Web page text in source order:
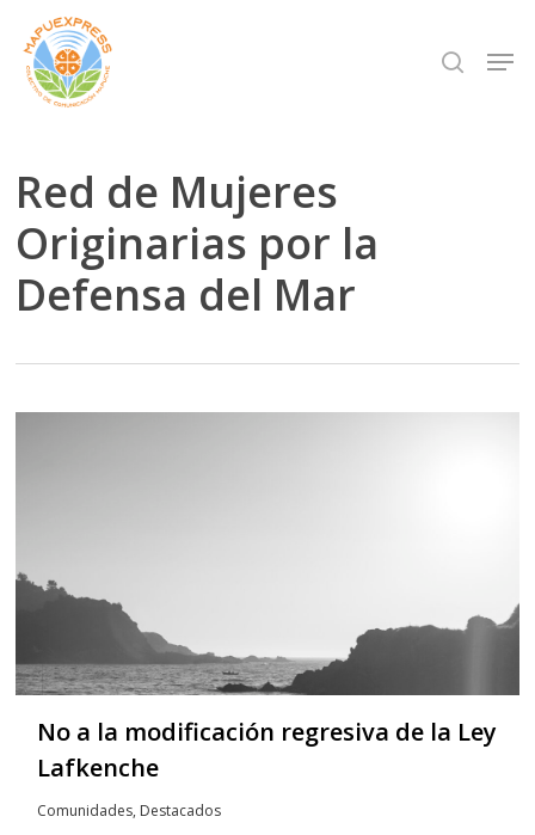
Skip
main
search
Red de Mujeres
Originarias por la
Defensa del Mar
No a la modificación regresiva de la Ley
Lafkenche
Comunidades, Destacados
Close